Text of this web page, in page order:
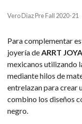
Vero Diaz Pre Fall 2020-21
Para complementar
joyería deARRT
mexicanos utilizando
mediante hilos de
entrelazan para crear
combino los diseños
negro.